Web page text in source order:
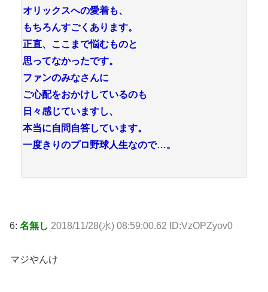
オリックスへの愛着も、
もちろんすごくあります。
正直、ここまで悩むものと
思ってなかったです。
ファンのみなさんに
ご心配をおかけしているのも
日々感じていますし、
本当に自問自答しています。
一度きりのプロ野球人生なので…。
6: 名無し 2018/11/28(水) 08:59:00.62 ID:VzOPZyov0
マジやんけ